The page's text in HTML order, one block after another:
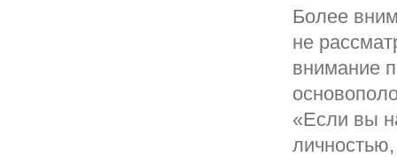
Более
не
внимание
«Если вы